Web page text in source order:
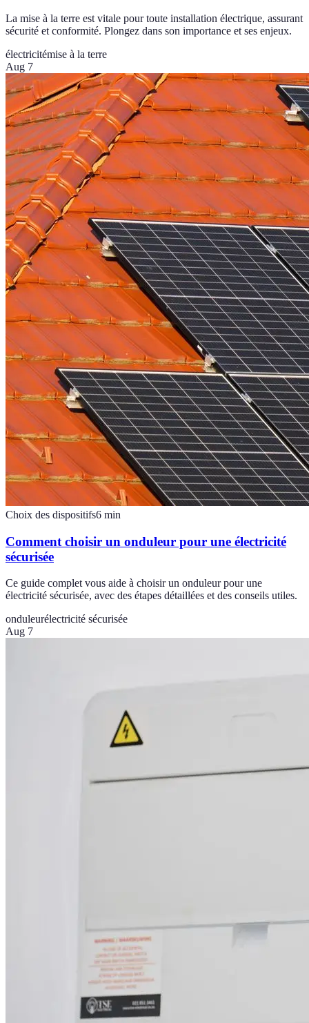
La mise à la terre est vitale pour toute installation électrique, assurant
sécurité et conformité. Plongez dans son importance et ses enjeux.
électricitémise à la terre
Aug 7
Choix des dispositifs6 min
Comment choisir un onduleur pour une électricité
sécurisée
Ce guide complet vous aide à choisir un onduleur pour une
électricité sécurisée, avec des étapes détaillées et des conseils utiles.
onduleurélectricité sécurisée
Aug 7